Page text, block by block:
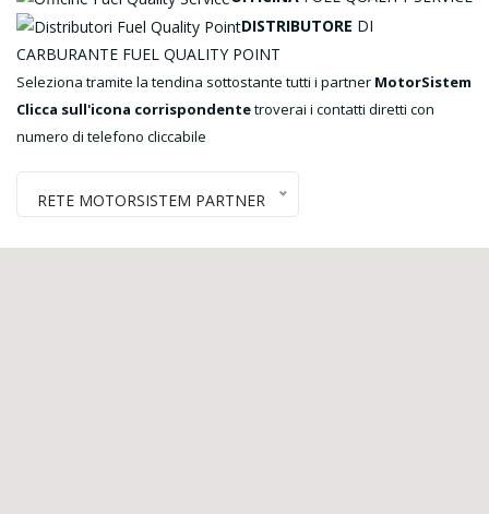
DISTRIBUTORE DI
CARBURANTE FUEL QUALITY POINT
Seleziona tramite la tendina sottostante tutti i partner MotorSistem
Clicca sull'icona corrispondentetroverai i contatti diretti con
numero di telefono cliccabile
RETE MOTORSISTEM PARTNER